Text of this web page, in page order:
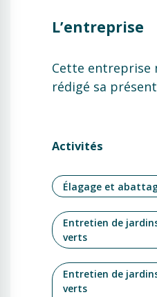
L’entreprise
Cette entreprise
rédigé sa
Activités
Élagage et
Entretien de
verts
Entretien de
verts